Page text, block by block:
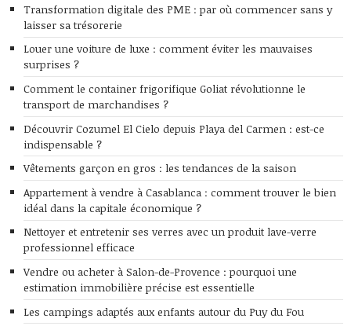
Transformation digitale des PME : par où commencer sans y
laisser sa trésorerie
Louer une voiture de luxe : comment éviter les mauvaises
surprises ?
Comment le container frigorifique Goliat révolutionne le
transport de marchandises ?
Découvrir Cozumel El Cielo depuis Playa del Carmen : est-ce
indispensable ?
Vêtements garçon en gros : les tendances de la saison
Appartement à vendre à Casablanca : comment trouver le bien
idéal dans la capitale économique ?
Nettoyer et entretenir ses verres avec un produit lave-verre
professionnel efficace
Vendre ou acheter à Salon-de-Provence : pourquoi une
estimation immobilière précise est essentielle
Les campings adaptés aux enfants autour du Puy du Fou